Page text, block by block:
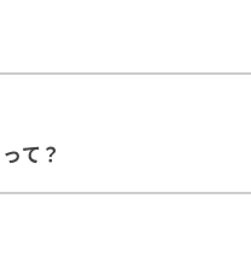
て？